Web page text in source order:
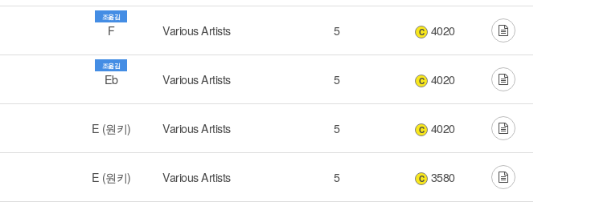
조옮김
F Various Artists 5 C 4020
조옮김
Eb Various Artists 5 C 4020
E (원키) Various Artists 5 C 4020
E (원키) Various Artists 5 C 3580